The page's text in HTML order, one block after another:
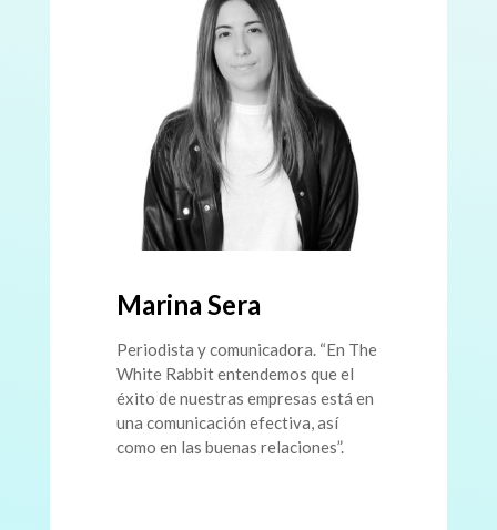
Marina Sera
Periodista y comunicadora. “En The
White Rabbit entendemos que el
éxito de nuestras empresas está en
una comunicación efectiva, así
como en las buenas relaciones”.